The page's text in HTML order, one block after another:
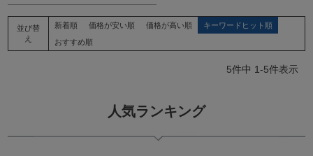
並び替
え
新着順 価格が安い順 価格が高い順
キーワードヒット順
おすすめ順
5件中 1-5件表示
人気ランキング